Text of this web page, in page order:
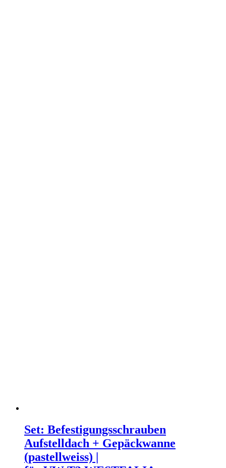
Set: Befestigungsschrauben
Aufstelldach + Gepäckwanne
(pastellweiss) |